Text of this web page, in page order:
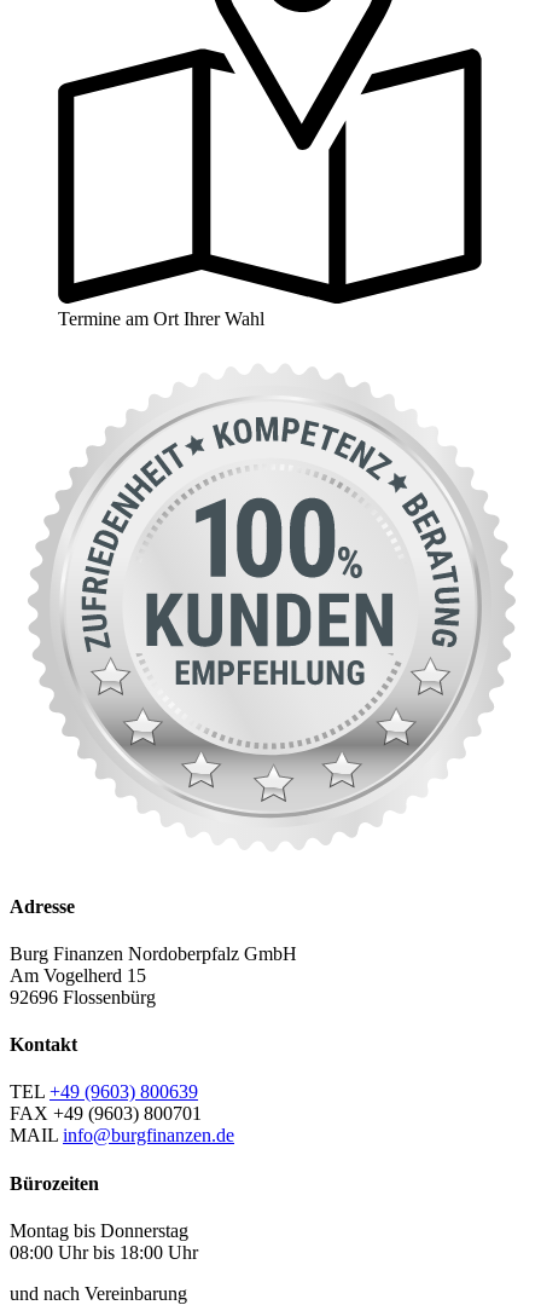
Termine am Ort Ihrer Wahl
Adresse
Burg Finanzen Nordoberpfalz GmbH
Am Vogelherd 15
92696 Flossenbürg
Kontakt
TEL +49 (9603) 800639
FAX +49 (9603) 800701
MAIL info@burgfinanzen.de
Bürozeiten
Montag bis Donnerstag
08:00 Uhr bis 18:00 Uhr
und nach Vereinbarung